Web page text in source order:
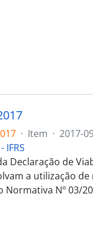
· Item · 2017-
IFRS
Declaração de
a utilização
Nº 03/